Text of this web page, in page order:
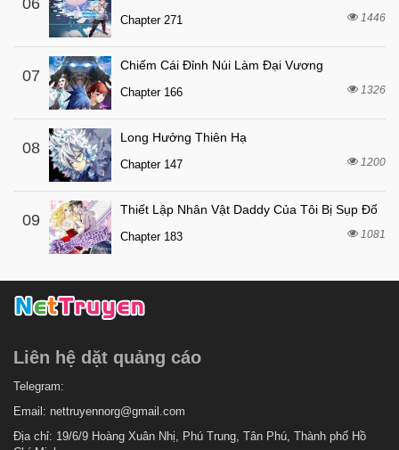
06
Chapter 271 1446
07
Chiếm Cái Đỉnh Núi Làm Đại Vương
Chapter 166 1326
08
Long Hưởng Thiên Hạ
Chapter 147 1200
09
Thiết Lập Nhân Vật Daddy Của Tôi Bị Sụp Đổ
Chapter 183 1081
Liên hệ dặt quảng cáo
Telegram:
Email: nettruyennorg@gmail.com
Địa chỉ: 19/6/9 Hoàng Xuân Nhị, Phú Trung, Tân Phú, Thành phố Hồ